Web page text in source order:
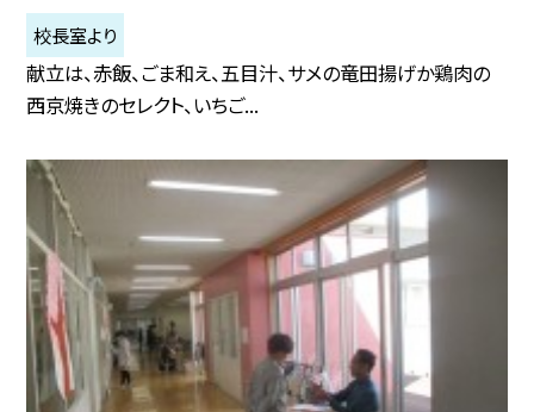
校長室より
献立は、赤飯、ごま和え、五目汁、サメの竜田揚げか鶏肉の
西京焼きのセレクト、いちご...